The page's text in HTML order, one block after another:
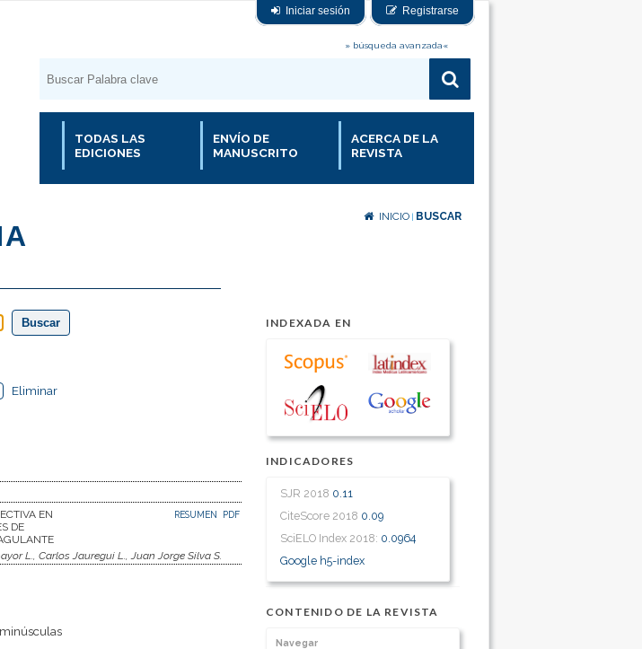
Iniciar sesión Registrarse
» búsqueda avanzada«
TODAS LAS
EDICIONES
ENVÍO DE
MANUSCRITO
ACERCA DE LA
REVISTA
INICIO BUSCAR
INDEXADA EN
INDICADORES
SJR 2018 0.11
CiteScore 2018 0.09
SciELO Index 2018: 0.0964
Google h5-index
CONTENIDO DE LA REVISTA
Navegar
Eliminar
EN
DE
RESUMEN PDF
L., Carlos Jauregui L., Juan Jorge Silva S.